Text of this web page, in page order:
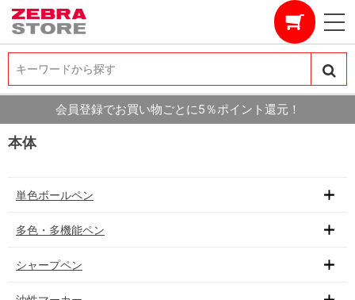
キーワードから探す
キーワードから探す
会員登録でお買い物ごとに5％ポイント還元！
本体
単色ボールペン
多色・多機能ペン
シャープペン